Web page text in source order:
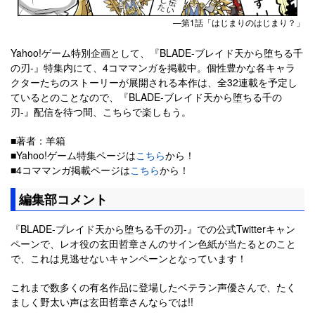
―第1話「はじまりのはじまり？」
Yahoo!ゲーム特別企画として、『BLADE-ブレイド天から堕ちる千
の刃-』特集内にて、4コママンガを掲載中。個性豊かな各キャラ
クターたちのストーリーが展開される本作は、全32連載を予定し
ているとのことなので、『BLADE-ブレイド天から堕ちる千の
刃-』配信を待つ間、こちらで楽しもう。
■著者：羊箱
■Yahoo!ゲーム特集ページはこちらから！
■4コママンガ掲載ページはこちらから！
編集部コメント
『BLADE-ブレイド天から堕ちる千の刃-』での公式Twitterキャン
ペーンで、レオ役の玄田哲章さんのサイン色紙が当たるとのこと
で、これは見逃せないキャンペーンとなっています！
これまで数多くの有名作品に登場したベテラン声優さんで、たく
ましく野太い声は玄田哲章さんならでは!!